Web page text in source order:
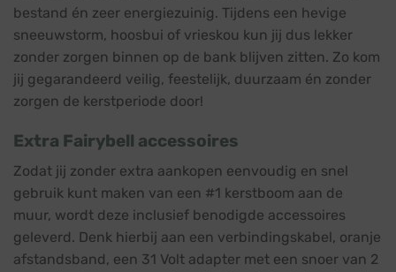
bestand én zeer energiezuinig. Tijdens een hevige
sneeuwstorm, hoosbui of vrieskou kun jij dus lekker
zonder zorgen binnen op de bank blijven zitten. Zo kom
jij gegarandeerd veilig, feestelijk, duurzaam én zonder
zorgen de kerstperiode door!
Extra Fairybell accessoires
Zodat jij zonder extra aankopen eenvoudig en snel
gebruik kunt maken van een #1 kerstboom aan de
muur, wordt deze inclusief benodigde accessoires
geleverd. Denk hierbij aan een verbindingskabel, oranje
afstandsband, een 31 Volt adapter met een snoer van 2